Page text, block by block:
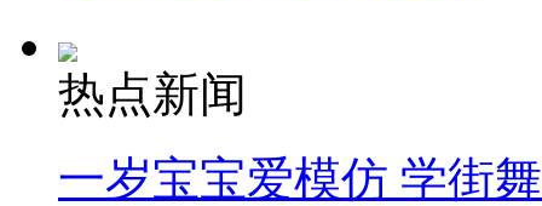
热点新闻
一岁宝宝爱模仿 学街